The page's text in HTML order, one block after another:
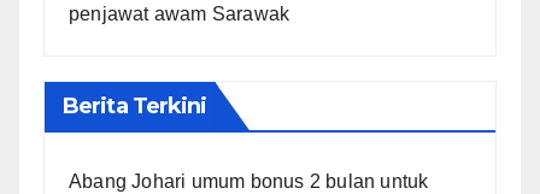
penjawat awam Sarawak
Berita Terkini
Abang Johari umum bonus 2 bulan untuk